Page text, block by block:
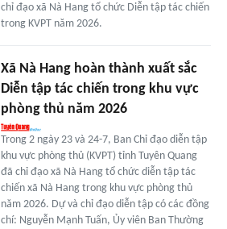
chỉ đạo xã Nà Hang tổ chức Diễn tập tác chiến
trong KVPT năm 2026.
Xã Nà Hang hoàn thành xuất sắc
Diễn tập tác chiến trong khu vực
phòng thủ năm 2026
Trong 2 ngày 23 và 24-7, Ban Chỉ đạo diễn tập
khu vực phòng thủ (KVPT) tỉnh Tuyên Quang
đã chỉ đạo xã Nà Hang tổ chức diễn tập tác
chiến xã Nà Hang trong khu vực phòng thủ
năm 2026. Dự và chỉ đạo diễn tập có các đồng
chí: Nguyễn Mạnh Tuấn, Ủy viên Ban Thường